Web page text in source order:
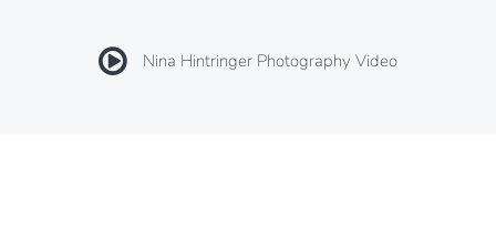
Nina Hintringer Photography Video